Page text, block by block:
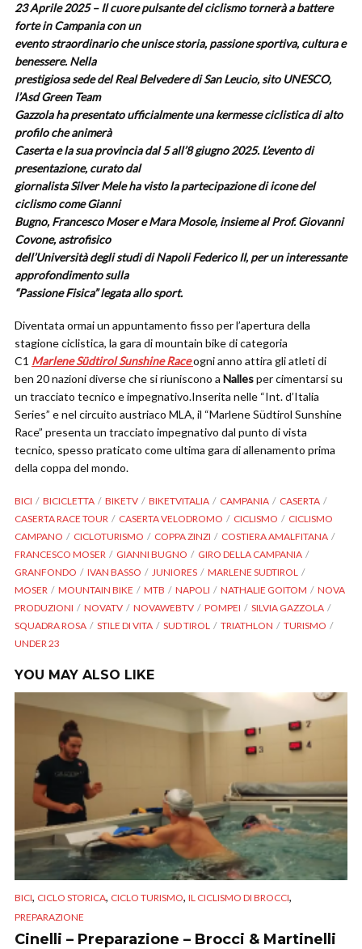
23 Aprile 2025 – Il cuore pulsante del ciclismo tornerà a battere
forte in Campania con un
evento straordinario che unisce storia, passione sportiva, cultura e
benessere. Nella
prestigiosa sede del Real Belvedere di San Leucio, sito UNESCO,
l’Asd Green Team
Gazzola ha presentato ufficialmente una kermesse ciclistica di alto
profilo che animerà
Caserta e la sua provincia dal 5 all’8 giugno 2025. L’evento di
presentazione, curato dal
giornalista Silver Mele ha visto la partecipazione di icone del
ciclismo come Gianni
Bugno, Francesco Moser e Mara Mosole, insieme al Prof. Giovanni
Covone, astrofisico
dell’Università degli studi di Napoli Federico II, per un interessante
approfondimento sulla
“Passione Fisica” legata allo sport.
Diventata ormai un appuntamento fisso per l’apertura della
stagione ciclistica, la gara di mountain bike di categoria
C1 Marlene Südtirol Sunshine Raceogni anno attira gli atleti di
ben 20 nazioni diverse che si riuniscono a Nallesper cimentarsi su
un tracciato tecnico e impegnativo.Inserita nelle “Int. d’Italia
Series” e nel circuito austriaco MLA, il “Marlene Südtirol Sunshine
Race” presenta un tracciato impegnativo dal punto di vista
tecnico, spesso praticato come ultima gara di allenamento prima
della coppa del mondo.
BICI BICICLETTA BIKETV BIKETVITALIA CAMPANIA
CASERTA
CASERTA RACE TOUR
CASERTA VELODROMO CICLISMO
CICLISMO
CAMPANO
CICLOTURISMO COPPA ZINZI
COSTIERA AMALFITANA
FRANCESCO MOSER
GIANNI BUGNO
GIRO DELLA CAMPANIA
GRANFONDO
IVAN BASSO JUNIORES
MARLENE SUDTIROL
MOSER
MOUNTAIN BIKE MTB NAPOLI NATHALIE GOITOM
NOVA
PRODUZIONI
NOVATV NOVAWEBTV POMPEI
SILVIA GAZZOLA
SQUADRA ROSA
STILE DI VITA SUD TIROL TRIATHLON
TURISMO
UNDER 23
YOU MAY ALSO LIKE
BICI, CICLO STORICA, CICLO TURISMO, IL CICLISMO DI BROCCI,
PREPARAZIONE
Cinelli – Preparazione – Brocci & Martinelli